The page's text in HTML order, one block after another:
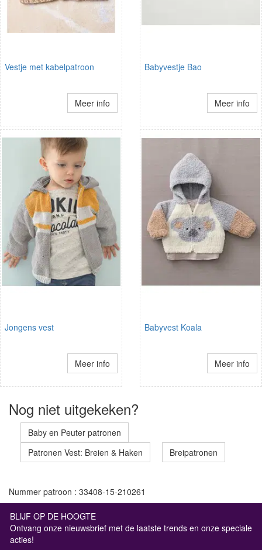
Vestje met kabelpatroon
Meer info
Babyvestje Bao
Meer info
Jongens vest
Meer info
Babyvest Koala
Meer info
Nog niet uitgekeken?
Baby en Peuter patronen
Patronen Vest: Breien & Haken
Breipatronen
Nummer patroon : 33408-15-210261
BLIJF OP DE HOOGTE
Ontvang onze nieuwsbrief met de laatste trends en onze speciale
acties!